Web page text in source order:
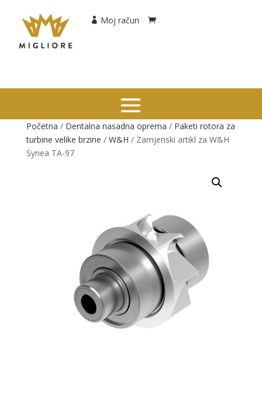
Moj račun
Početna / Dentalna nasadna oprema / Paketi rotora za
turbine velike brzine / W&H / Zamjenski artikl za W&H
Synea TA-97